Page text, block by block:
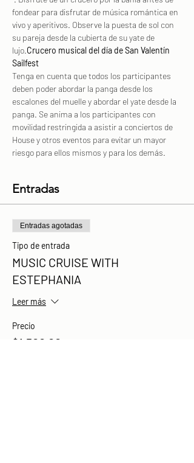
fondear para disfrutar de música romántica en
vivo y aperitivos. Observe la puesta de sol con
su pareja desde la cubierta de su yate de
lujo.Crucero musical del día de San Valentín
Sailfest
Tenga en cuenta que todos los participantes
deben poder abordar la panga desde los
escalones del muelle y abordar el yate desde la
panga. Se anima a los participantes con
movilidad restringida a asistir a conciertos de
House y otros eventos para evitar un mayor
riesgo para ellos mismos y para los demás.
Entradas
Entradas agotadas
Tipo de entrada
MUSIC CRUISE WITH
ESTEPHANIA
Leer más
Precio
$1,500.00